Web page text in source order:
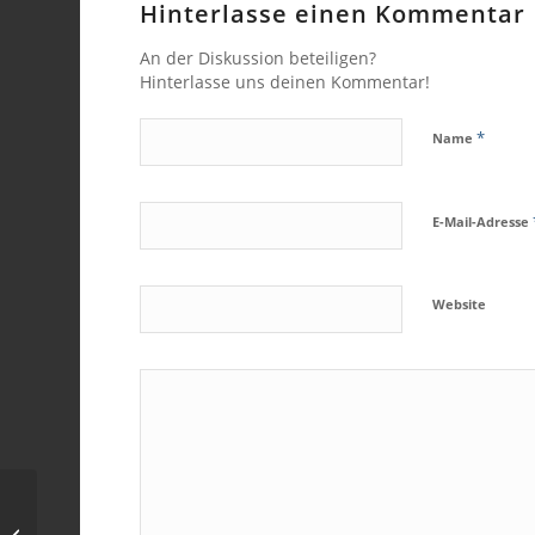
Hinterlasse einen Kommentar
An der Diskussion beteiligen?
Hinterlasse uns deinen Kommentar!
Name*
E-Mail-Adresse
Website